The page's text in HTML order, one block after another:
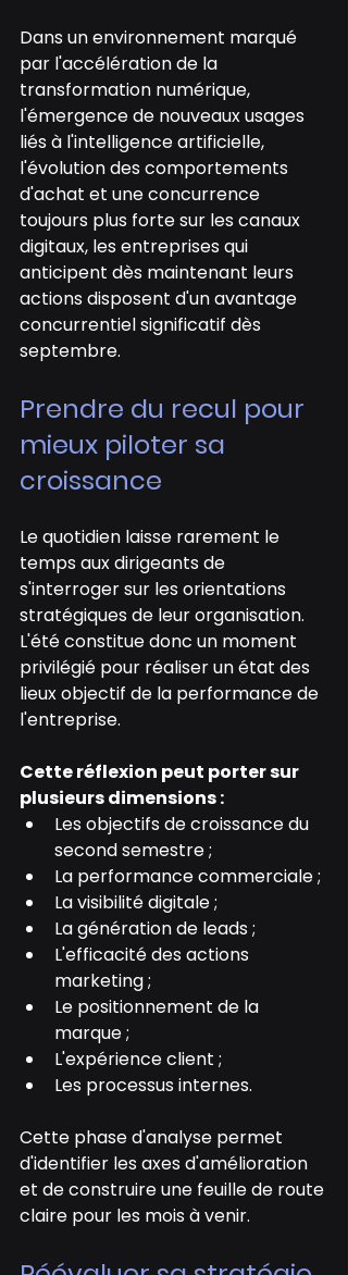
Dans un environnement marqué
par l'accélération de la
transformation numérique,
l'émergence de nouveaux usages
liés à l'intelligence artificielle,
l'évolution des comportements
d'achat et une concurrence
toujours plus forte sur les canaux
digitaux, les entreprises qui
anticipent dès maintenant leurs
actions disposent d'un avantage
concurrentiel significatif dès
septembre.
Prendre du recul pour
mieux piloter sa
croissance
Le quotidien laisse rarement le
temps aux dirigeants de
s'interroger sur les orientations
stratégiques de leur organisation.
L'été constitue donc un moment
privilégié pour réaliser un état des
lieux objectif de la performance de
l'entreprise.
Cette réflexion peut porter sur
plusieurs dimensions :
Les objectifs de croissance du
second semestre ;
La performance commerciale ;
La visibilité digitale ;
La génération de leads ;
L'efficacité des actions
marketing ;
Le positionnement de la
marque ;
L'expérience client ;
Les processus internes.
Cette phase d'analyse permet
d'identifier les axes d'amélioration
et de construire une feuille de route
claire pour les mois à venir.